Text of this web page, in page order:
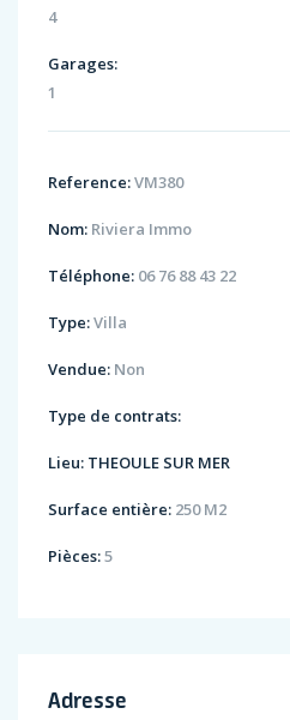
4
Garages:
1
Reference:VM380
Nom: Riviera Immo
Téléphone: 06 76 88 43 22
Type:Villa
Vendue: Non
Type de contrats:
Lieu: THEOULE SUR MER
Surface entière: 250 M2
Pièces:5
Adresse